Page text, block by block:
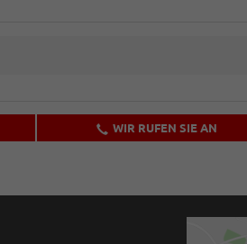
WIR RUFEN SIE AN